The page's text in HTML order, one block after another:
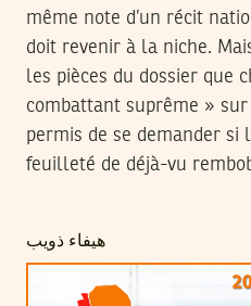
même note d’un récit
doit revenir à la niche.
les pièces du dossier que
combattant suprême »
permis de se demander si
feuilleté de déjà-vu
هيفاء ذويب